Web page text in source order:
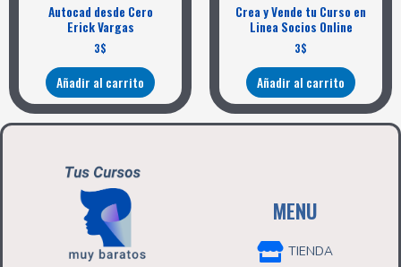
Autocad desde Cero
Erick Vargas
3$
Añadir al carrito
Crea y Vende tu Curso en
Linea Socios Online
3$
Añadir al carrito
MENU
TIENDA